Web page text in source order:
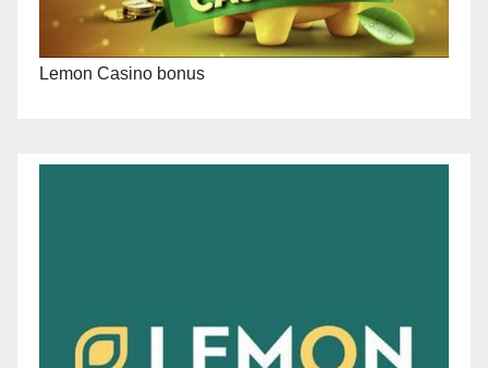
Lemon Casino bonus